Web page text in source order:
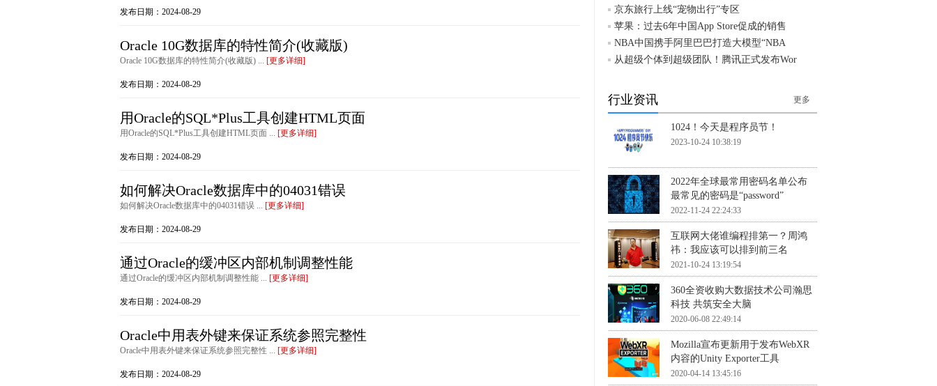
发布日期：2024-08-29
Oracle 10G数据库的特性简介(收藏版)
Oracle 10G数据库的特性简介(收藏版) ... [更多详细]
发布日期：2024-08-29
用Oracle的SQL*Plus工具创建HTML页面
用Oracle的SQL*Plus工具创建HTML页面 ... [更多详细]
发布日期：2024-08-29
如何解决Oracle数据库中的04031错误
如何解决Oracle数据库中的04031错误 ... [更多详细]
发布日期：2024-08-29
通过Oracle的缓冲区内部机制调整性能
通过Oracle的缓冲区内部机制调整性能 ... [更多详细]
发布日期：2024-08-29
Oracle中用表外键来保证系统参照完整性
Oracle中用表外键来保证系统参照完整性 ... [更多详细]
发布日期：2024-08-29
京东旅行上线“宠物出行”专区
苹果：过去6年中国App Store促成的销售
NBA中国携手阿里巴巴打造大模型“NBA
从超级个体到超级团队！腾讯正式发布Wor
行业资讯 更多
1024！今天是程序员节！
2023-10-24 10:38:19
2022年全球最常用密码名单公布
最常见的密码是“password”
2022-11-24 22:24:33
互联网大佬谁编程排第一？周鸿
祎：我应该可以排到前三名
2021-10-24 13:19:54
360全资收购大数据技术公司瀚思
科技 共筑安全大脑
2020-06-08 22:49:14
Mozilla宣布更新用于发布WebXR
内容的Unity Exporter工具
2020-04-14 13:45:16